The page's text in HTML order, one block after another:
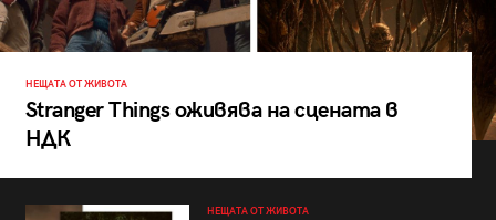
НЕЩАТА ОТ ЖИВОТА
Stranger Things оживява на сцената в
НДК
НЕЩАТА ОТ ЖИВОТА